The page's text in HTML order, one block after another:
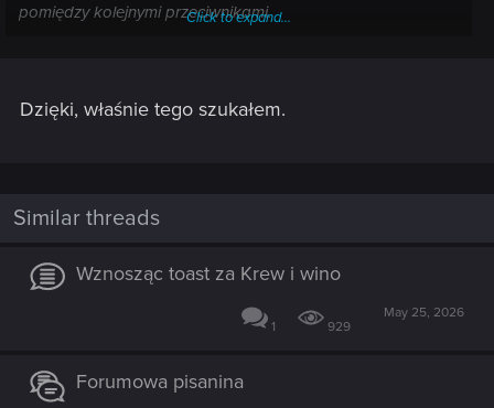
pomiędzy kolejnymi przeciwnikami.
Click to expand...
Dzięki, właśnie tego szukałem.
Similar threads
Wznosząc toast za Krew i wino
1 929
May 25, 2026
Forumowa pisanina